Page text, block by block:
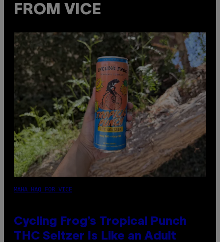
FROM VICE
MAHA HAQ FOR VICE
Cycling Frog’s Tropical Punch
THC Seltzer Is Like an Adult